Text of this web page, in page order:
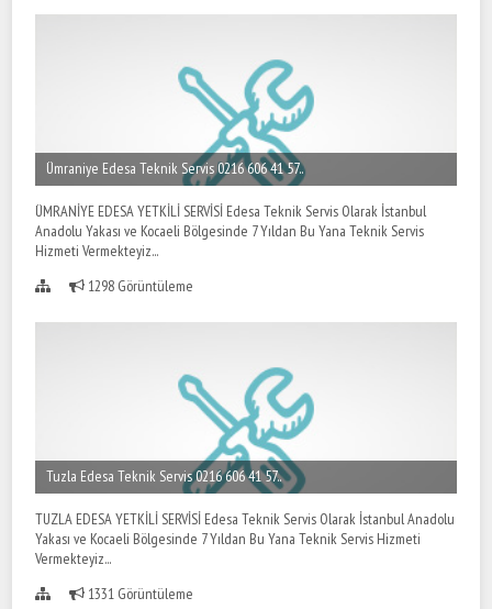
Ümraniye Edesa Teknik Servis 0216 606 41 57..
ÜMRANİYE EDESA YETKİLİ SERVİSİ Edesa Teknik Servis Olarak İstanbul
Anadolu Yakası ve Kocaeli Bölgesinde 7 Yıldan Bu Yana Teknik Servis
Hizmeti Vermekteyiz...
1298 Görüntüleme
Tuzla Edesa Teknik Servis 0216 606 41 57..
TUZLA EDESA YETKİLİ SERVİSİ Edesa Teknik Servis Olarak İstanbul Anadolu
Yakası ve Kocaeli Bölgesinde 7 Yıldan Bu Yana Teknik Servis Hizmeti
Vermekteyiz...
1331 Görüntüleme